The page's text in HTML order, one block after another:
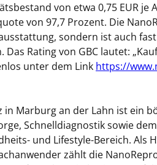
von etwa 0,75 EUR je
von 97,7 Prozent. Die
sondern ist auch
Rating von GBC lautet:
unter dem Link https://
in Marburg an der Lahn ist ein
Schnelldiagnostik sowie
und Lifestyle-Bereich. Als
zählt die